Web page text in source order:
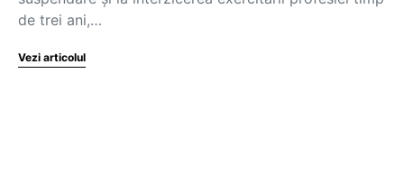
de trei ani,…
Vezi articolul